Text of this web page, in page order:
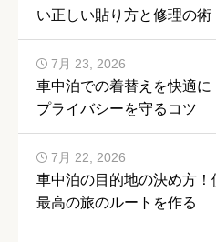
い正しい貼り方と修理の術
車中泊での着替えを快適
プライバシーを守るコツ
7月 23, 2026
車中泊の目的地の決め方
最高の旅のルートを作る
7月 22, 2026